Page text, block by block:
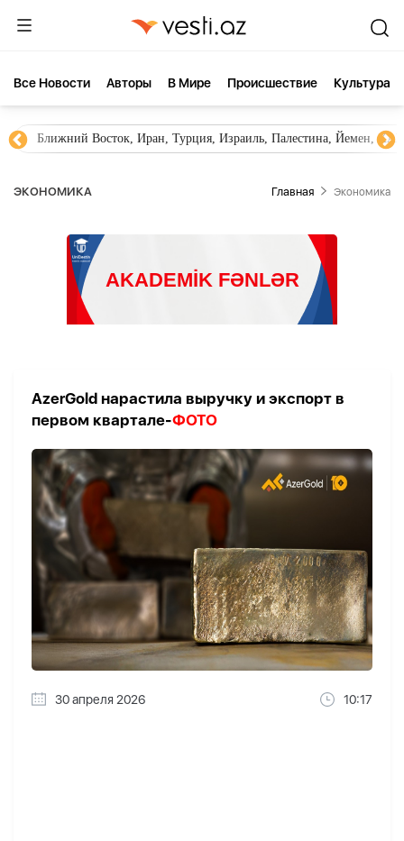
Все Новости Aвторы В Мире Происшествие Культура
Ближний Восток, Иран, Турция, Израиль, Палестина, Йемен,
ЭКОНОМИКА Главная Экономика
AzerGold нарастила выручку и экспорт в
первом квартале-ФОТО
30 апреля 2026 10:17